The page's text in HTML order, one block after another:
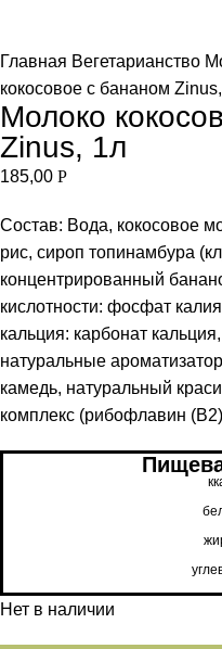
Главная Вегетарианство
кокосовое с бананом
Молоко
Zinus, 1л
185,00 Р
Состав: Вода, кокосовое
рис, сироп топинамбура
концентрированный
кислотности: фосфат
кальция: карбонат
натуральные
камедь, натуральный
комплекс (рибофлавин
Нет в наличии